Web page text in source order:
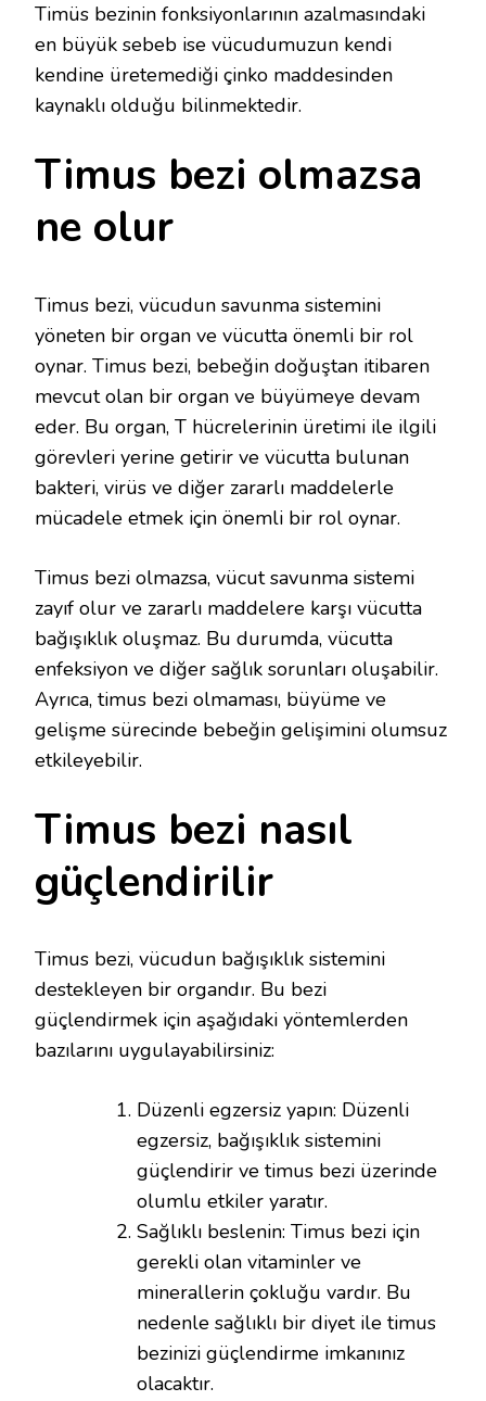
Timüs bezinin fonksiyonlarının azalmasındaki
en büyük sebeb ise vücudumuzun kendi
kendine üretemediği çinko maddesinden
kaynaklı olduğu bilinmektedir.
Timus bezi olmazsa
ne olur
Timus bezi, vücudun savunma sistemini
yöneten bir organ ve vücutta önemli bir rol
oynar. Timus bezi, bebeğin doğuştan itibaren
mevcut olan bir organ ve büyümeye devam
eder. Bu organ, T hücrelerinin üretimi ile ilgili
görevleri yerine getirir ve vücutta bulunan
bakteri, virüs ve diğer zararlı maddelerle
mücadele etmek için önemli bir rol oynar.
Timus bezi olmazsa, vücut savunma sistemi
zayıf olur ve zararlı maddelere karşı vücutta
bağışıklık oluşmaz. Bu durumda, vücutta
enfeksiyon ve diğer sağlık sorunları oluşabilir.
Ayrıca, timus bezi olmaması, büyüme ve
gelişme sürecinde bebeğin gelişimini olumsuz
etkileyebilir.
Timus bezi nasıl
güçlendirilir
Timus bezi, vücudun bağışıklık sistemini
destekleyen bir organdır. Bu bezi
güçlendirmek için aşağıdaki yöntemlerden
bazılarını uygulayabilirsiniz:
Düzenli egzersiz yapın: Düzenli
egzersiz, bağışıklık sistemini
güçlendirir ve timus bezi üzerinde
olumlu etkiler yaratır.
Sağlıklı beslenin: Timus bezi için
gerekli olan vitaminler ve
minerallerin çokluğu vardır. Bu
nedenle sağlıklı bir diyet ile timus
bezinizi güçlendirme imkanınız
olacaktır.